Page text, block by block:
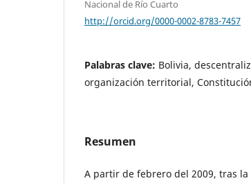
Nacional de Río Cuarto
http://orcid.org/0000-0002-8783-7457
Palabras clave: Bolivia,
organización territorial,
Resumen
A partir de febrero del 2009, tras